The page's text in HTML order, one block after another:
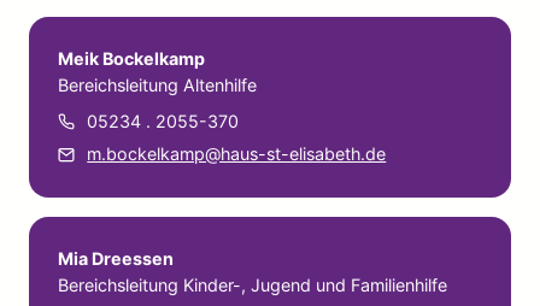
Meik Bockelkamp
Bereichsleitung Altenhilfe
05234 . 2055-370
m.bockelkamp@haus-st-elisabeth.de
Mia Dreessen
Bereichsleitung Kinder-, Jugend und Familienhilfe